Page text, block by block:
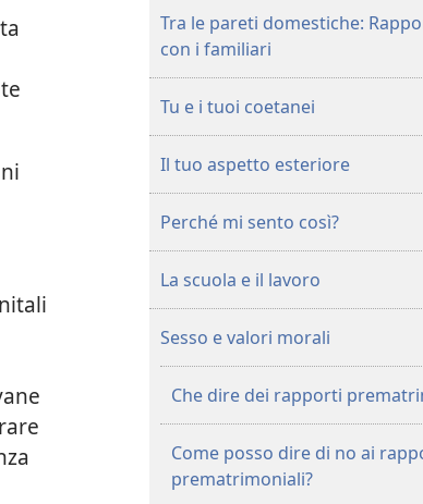
Risposte
alle
domande
Tra le pareti domestiche:
con i familiari
Tu e i tuoi coetanei
Il tuo aspetto esteriore
Perché mi sento così?
La scuola e il lavoro
Sesso e valori morali
Che dire dei rapporti
Come posso dire di no ai
prematrimoniali?